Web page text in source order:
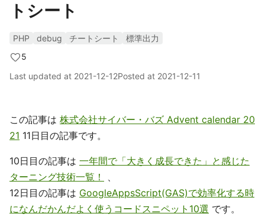
トシート
PHP debug チートシート
標準出力
5
Last updated at 2021-12-12Posted at 2021-12-11
この記事は 株式会社サイバー・バズ Advent calendar 20
21 11日目の記事です。
10日目の記事は 一年間で「大きく成長できた」と感じた
ターニング技術一覧！
、
12日目の記事は GoogleAppsScript(GAS)で効率化する時
になんだかんだよく使うコードスニペット10選 です。